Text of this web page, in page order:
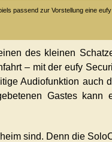
passend zur Vorstellung eine
des kleinen
– mit der eufy
Audiofunktion auch
Gastes kann
sind. Denn die